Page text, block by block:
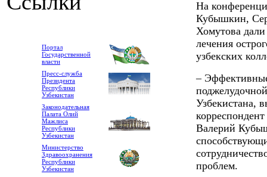
Портал
Государственной
власти
Пресс-служба
Президента
Республики
Узбекистан
Законодательная
Палата Олий
Мажлиса
Республики
Узбекистан
Министерство
Здравоохранения
Республики
Узбекистан
На
Кубышкин,
Хомутова
лечения
узбекских
–
Узбекистана,
Валерий
проблем.